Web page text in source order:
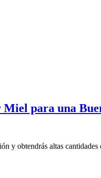
para una
y obtendrás altas cantidades